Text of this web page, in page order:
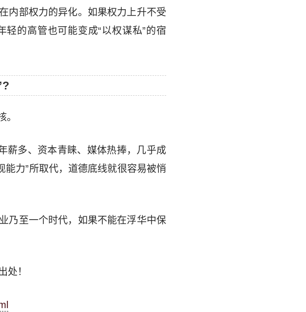
内部权力的异化。如果权力上升不受
的高管也可能变成“以权谋私”的宿
薪多、资本青睐、媒体热捧，几乎成
能力”所取代，道德底线就很容易被悄
乃至一个时代，如果不能在浮华中保
处！